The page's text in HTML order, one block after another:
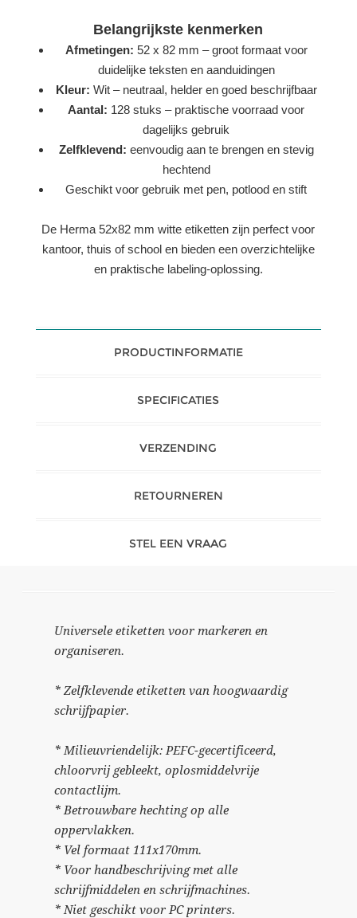
Belangrijkste kenmerken
Afmetingen: 52 x 82 mm – groot formaat voor
duidelijke teksten en aanduidingen
Kleur: Wit – neutraal, helder en goed beschrijfbaar
Aantal: 128 stuks – praktische voorraad voor
dagelijks gebruik
Zelfklevend: eenvoudig aan te brengen en stevig
hechtend
Geschikt voor gebruik met pen, potlood en stift
De Herma 52x82 mm witte etiketten zijn perfect voor
kantoor, thuis of school en bieden een overzichtelijke
en praktische labeling-oplossing.
PRODUCTINFORMATIE
SPECIFICATIES
VERZENDING
RETOURNEREN
STEL EEN VRAAG
Universele etiketten voor markeren en
organiseren.
* Zelfklevende etiketten van hoogwaardig
schrijfpapier.
* Milieuvriendelijk: PEFC-gecertificeerd,
chloorvrij gebleekt, oplosmiddelvrije
contactlijm.
* Betrouwbare hechting op alle
oppervlakken.
* Vel formaat 111x170mm.
* Voor handbeschrijving met alle
schrijfmiddelen en schrijfmachines.
* Niet geschikt voor PC printers.